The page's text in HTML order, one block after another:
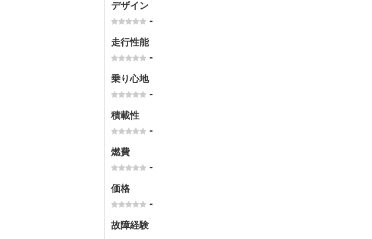
デザイン
-
走行性能
-
乗り心地
-
積載性
-
燃費
-
価格
-
故障経験